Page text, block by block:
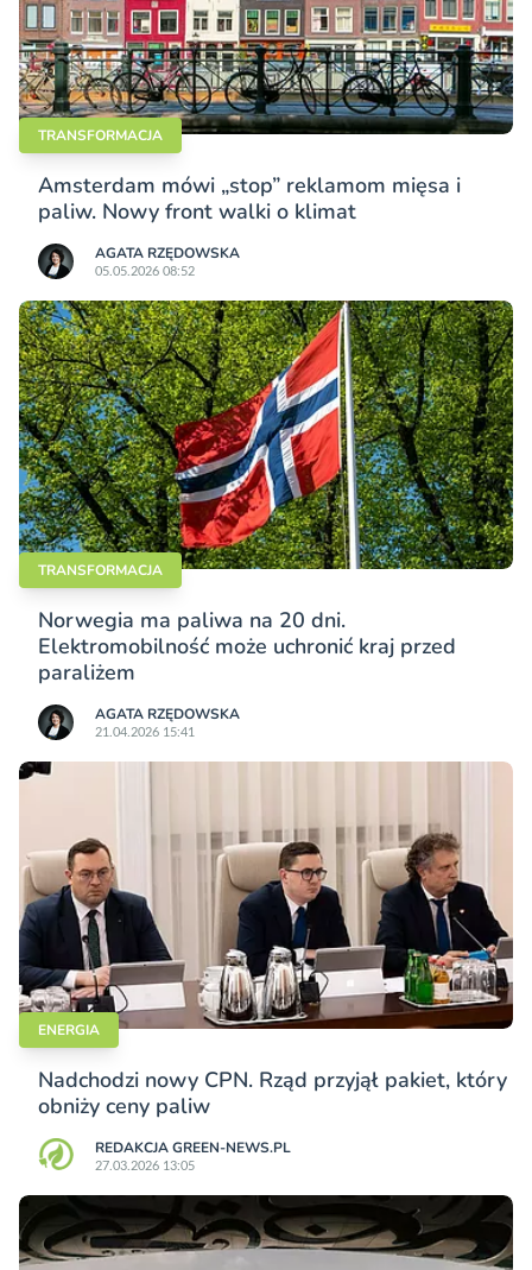
TRANSFORMACJA
Amsterdam mówi „stop” reklamom mięsa i
paliw. Nowy front walki o klimat
AGATA RZĘDOWSKA
05.05.2026 08:52
TRANSFORMACJA
Norwegia ma paliwa na 20 dni.
Elektromobilność może uchronić kraj przed
paraliżem
AGATA RZĘDOWSKA
21.04.2026 15:41
ENERGIA
Nadchodzi nowy CPN. Rząd przyjął pakiet, który
obniży ceny paliw
REDAKCJA GREEN-NEWS.PL
27.03.2026 13:05